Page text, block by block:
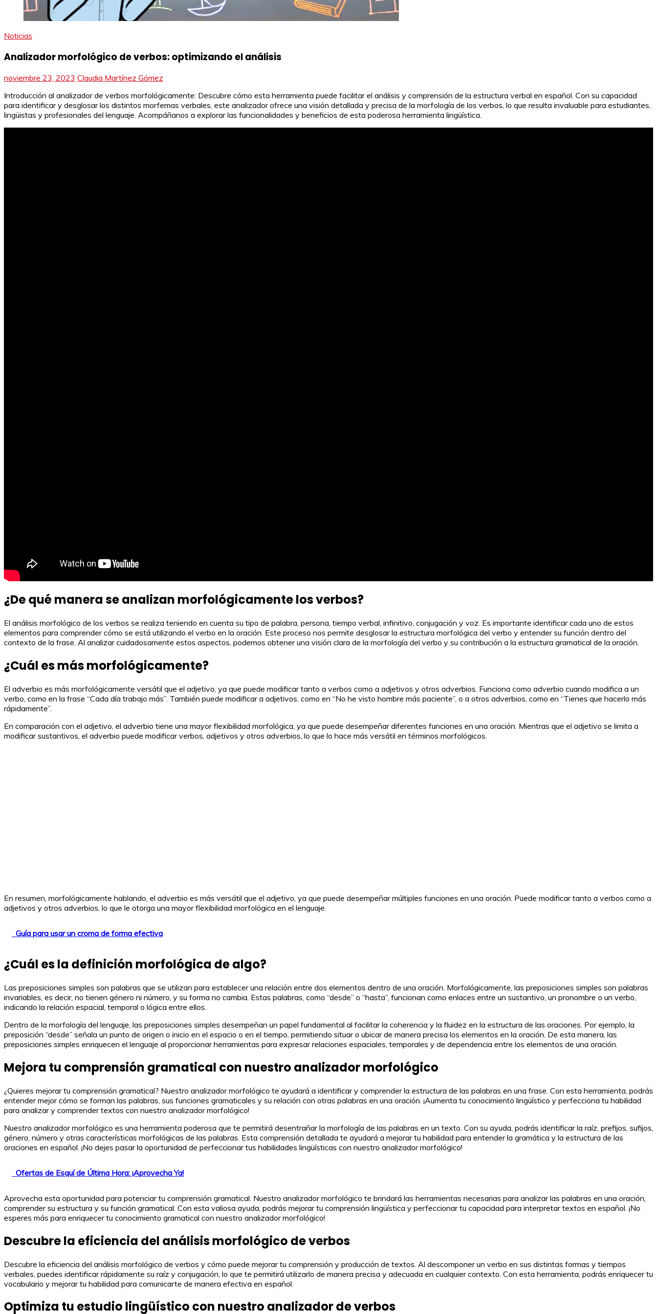
Noticias
Analizador morfológico de verbos: optimizando el análisis
noviembre 23, 2023 Claudia Martínez Gómez
Introducción al analizador de verbos morfológicamente: Descubre cómo esta herramienta puede facilitar el análisis y comprensión de la estructura verbal en español. Con su capacidad
para identificar y desglosar los distintos morfemas verbales, este analizador ofrece una visión detallada y precisa de la morfología de los verbos, lo que resulta invaluable para estudiantes,
lingüistas y profesionales del lenguaje. Acompáñanos a explorar las funcionalidades y beneficios de esta poderosa herramienta lingüística.
¿De qué manera se analizan morfológicamente los verbos?
El análisis morfológico de los verbos se realiza teniendo en cuenta su tipo de palabra, persona, tiempo verbal, infinitivo, conjugación y voz. Es importante identificar cada uno de estos
elementos para comprender cómo se está utilizando el verbo en la oración. Este proceso nos permite desglosar la estructura morfológica del verbo y entender su función dentro del
contexto de la frase. Al analizar cuidadosamente estos aspectos, podemos obtener una visión clara de la morfología del verbo y su contribución a la estructura gramatical de la oración.
¿Cuál es más morfológicamente?
El adverbio es más morfológicamente versátil que el adjetivo, ya que puede modificar tanto a verbos como a adjetivos y otros adverbios. Funciona como adverbio cuando modifica a un
verbo, como en la frase “Cada día trabajo más”. También puede modificar a adjetivos, como en “No he visto hombre más paciente”, o a otros adverbios, como en “Tienes que hacerlo más
rápidamente”.
En comparación con el adjetivo, el adverbio tiene una mayor flexibilidad morfológica, ya que puede desempeñar diferentes funciones en una oración. Mientras que el adjetivo se limita a
modificar sustantivos, el adverbio puede modificar verbos, adjetivos y otros adverbios, lo que lo hace más versátil en términos morfológicos.
En resumen, morfológicamente hablando, el adverbio es más versátil que el adjetivo, ya que puede desempeñar múltiples funciones en una oración. Puede modificar tanto a verbos como a
adjetivos y otros adverbios, lo que le otorga una mayor flexibilidad morfológica en el lenguaje.
Guía para usar un croma de forma efectiva
¿Cuál es la definición morfológica de algo?
Las preposiciones simples son palabras que se utilizan para establecer una relación entre dos elementos dentro de una oración. Morfológicamente, las preposiciones simples son palabras
invariables, es decir, no tienen género ni número, y su forma no cambia. Estas palabras, como “desde” o “hasta”, funcionan como enlaces entre un sustantivo, un pronombre o un verbo,
indicando la relación espacial, temporal o lógica entre ellos.
Dentro de la morfología del lenguaje, las preposiciones simples desempeñan un papel fundamental al facilitar la coherencia y la fluidez en la estructura de las oraciones. Por ejemplo, la
preposición “desde” señala un punto de origen o inicio en el espacio o en el tiempo, permitiendo situar o ubicar de manera precisa los elementos en la oración. De esta manera, las
preposiciones simples enriquecen el lenguaje al proporcionar herramientas para expresar relaciones espaciales, temporales y de dependencia entre los elementos de una oración.
Mejora tu comprensión gramatical con nuestro analizador morfológico
¿Quieres mejorar tu comprensión gramatical? Nuestro analizador morfológico te ayudará a identificar y comprender la estructura de las palabras en una frase. Con esta herramienta, podrás
entender mejor cómo se forman las palabras, sus funciones gramaticales y su relación con otras palabras en una oración. ¡Aumenta tu conocimiento lingüístico y perfecciona tu habilidad
para analizar y comprender textos con nuestro analizador morfológico!
Nuestro analizador morfológico es una herramienta poderosa que te permitirá desentrañar la morfología de las palabras en un texto. Con su ayuda, podrás identificar la raíz, prefijos, sufijos,
género, número y otras características morfológicas de las palabras. Esta comprensión detallada te ayudará a mejorar tu habilidad para entender la gramática y la estructura de las
oraciones en español. ¡No dejes pasar la oportunidad de perfeccionar tus habilidades lingüísticas con nuestro analizador morfológico!
Ofertas de Esquí de Última Hora: ¡Aprovecha Ya!
Aprovecha esta oportunidad para potenciar tu comprensión gramatical. Nuestro analizador morfológico te brindará las herramientas necesarias para analizar las palabras en una oración,
comprender su estructura y su función gramatical. Con esta valiosa ayuda, podrás mejorar tu comprensión lingüística y perfeccionar tu capacidad para interpretar textos en español. ¡No
esperes más para enriquecer tu conocimiento gramatical con nuestro analizador morfológico!
Descubre la eficiencia del análisis morfológico de verbos
Descubre la eficiencia del análisis morfológico de verbos y cómo puede mejorar tu comprensión y producción de textos. Al descomponer un verbo en sus distintas formas y tiempos
verbales, puedes identificar rápidamente su raíz y conjugación, lo que te permitirá utilizarlo de manera precisa y adecuada en cualquier contexto. Con esta herramienta, podrás enriquecer tu
vocabulario y mejorar tu habilidad para comunicarte de manera efectiva en español.
Optimiza tu estudio lingüístico con nuestro analizador de verbos